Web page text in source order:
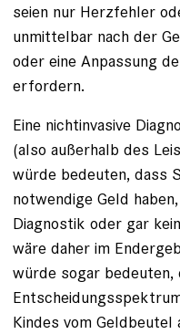
seien nur Herzfehler
unmittelbar nach der
oder eine Anpassung
erfordern.
Eine nichtinvasive
(also außerhalb des
würde bedeuten, dass
notwendige Geld
Diagnostik oder gar
wäre daher im
würde sogar bedeuten,
Kindes vom